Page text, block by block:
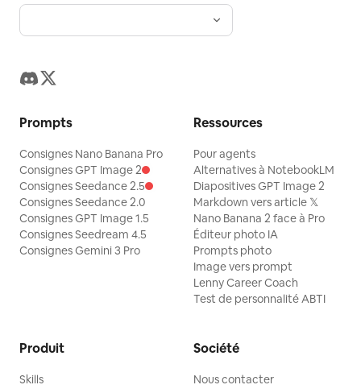
Prompts
Consignes Nano Banana Pro
Consignes GPT Image 2
Consignes Seedance 2.5
Consignes Seedance 2.0
Consignes GPT Image 1.5
Consignes Seedream 4.5
Consignes Gemini 3 Pro
Ressources
Pour agents
Alternatives à NotebookLM
Diapositives GPT Image 2
Markdown vers article 𝕏
Nano Banana 2 face à Pro
Éditeur photo IA
Prompts photo
Image vers prompt
Lenny Career Coach
Test de personnalité ABTI
Produit
Skills
Société
Nous contacter